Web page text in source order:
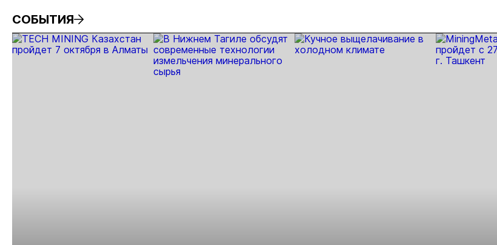
шлака
кг золота и
серебра на
на фоне
реформы
лицензирования
СОБЫТИЯ